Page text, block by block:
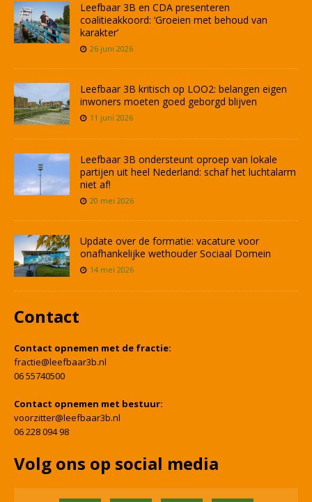
Leefbaar 3B en CDA presenteren
coalitieakkoord: ‘Groeien met behoud van
karakter’
26 juni 2026
Leefbaar 3B kritisch op LOO2: belangen eigen
inwoners moeten goed geborgd blijven
11 juni 2026
Leefbaar 3B ondersteunt oproep van lokale
partijen uit heel Nederland: schaf het luchtalarm
niet af!
20 mei 2026
Update over de formatie: vacature voor
onafhankelijke wethouder Sociaal Domein
14 mei 2026
Contact
Contact opnemen met de fractie:
fractie@leefbaar3b.nl
06 55740500
Contact opnemen met bestuur:
voorzitter@leefbaar3b.nl
06 228 094 98
Volg ons op social media